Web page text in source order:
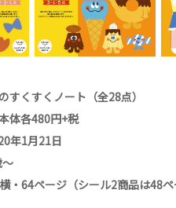
すくすくノート（全28点）
体各480円+税
年1月21日
・64ページ（シール2商品は48ペ